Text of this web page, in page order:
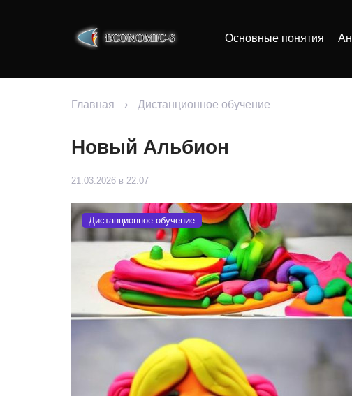
Основные понятия
Главная › Дистанционное обучение
Новый Альбион
21.03.2026 в 22:07
Дистанционное обучение